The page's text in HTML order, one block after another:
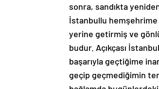
sonra, sandıkta
İstanbullu hemşehrime
yerine getirmiş ve
budur. Açıkçası
başarıyla geçtiğime
geçip geçmediğimin